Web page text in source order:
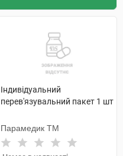
Індивідуальний
перев'язувальний пакет 1 шт
Парамедик ТМ